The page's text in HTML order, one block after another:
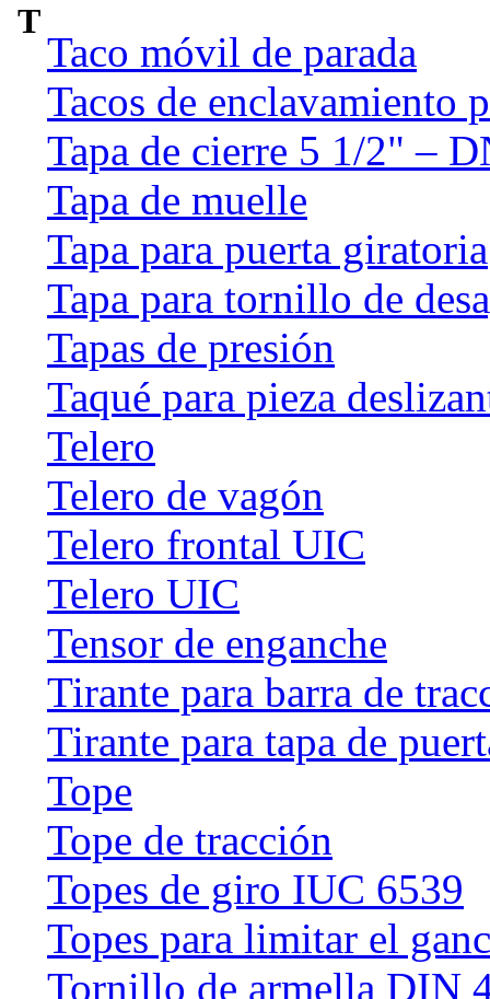
T
Taco móvil de parada
Tacos de enclavamiento
Tapa de cierre 5 1/2" –
Tapa de muelle
Tapa para puerta giratoria
Tapa para tornillo de
Tapas de presión
Taqué para pieza
Telero
Telero de vagón
Telero frontal UIC
Telero UIC
Tensor de enganche
Tirante para barra de
Tirante para tapa de
Tope
Tope de tracción
Topes de giro IUC 6539
Topes para limitar el
Tornillo de armella DIN